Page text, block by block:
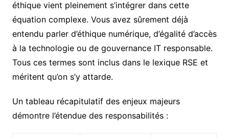
éthique vient pleinement s’intégrer dans cette
équation complexe. Vous avez sûrement déjà
entendu parler d’éthique numérique, d’égalité d’accès
à la technologie ou de gouvernance IT responsable.
Tous ces termes sont inclus dans le lexique RSE et
méritent qu’on s’y attarde.
Un tableau récapitulatif des enjeux majeurs
démontre l’étendue des responsabilités :